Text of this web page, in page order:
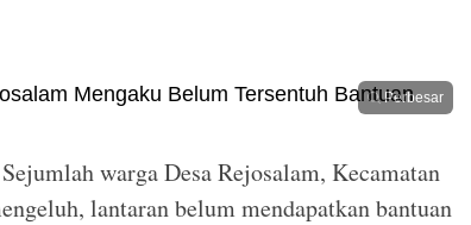
Perbesar
Sejumlah warga Desa Rejosalam, Kecamatan
lantaran belum mendapatkan bantuan